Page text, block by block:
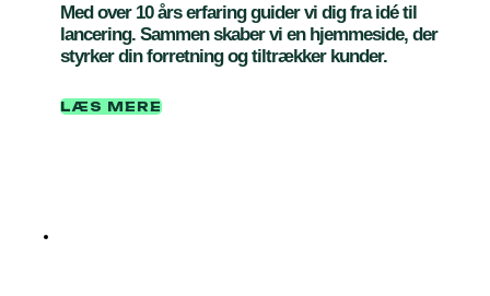
Med over 10 års erfaring guider vi dig fra idé til
lancering. Sammen skaber vi en hjemmeside, der
styrker din forretning og tiltrækker kunder.
LÆS MERE